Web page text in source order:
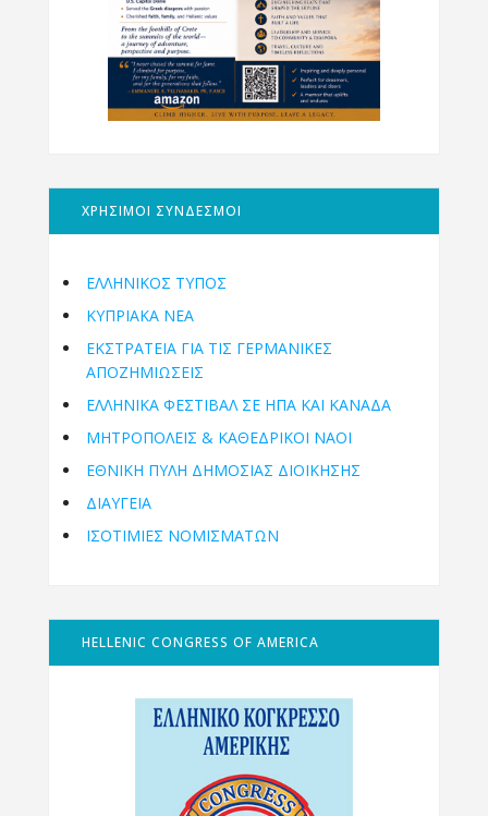
ΧΡΗΣΙΜΟΙ ΣΥΝΔΕΣΜΟΙ
ΕΛΛΗΝΙΚΟΣ ΤΥΠΟΣ
ΚΥΠΡΙΑΚΑ ΝΕΑ
ΕΚΣΤΡΑΤΕΙΑ ΓΙΑ ΤΙΣ ΓΕΡΜΑΝΙΚΕΣ
ΑΠΟΖΗΜΙΩΣΕΙΣ
ΕΛΛΗΝΙΚΆ ΦΕΣΤΙΒΆΛ ΣΕ ΗΠΑ ΚΑΙ ΚΑΝΑΔΑ
ΜΗΤΡΟΠΌΛΕΙΣ & ΚΑΘΕΔΡΙΚΟΊ ΝΑΟΊ
ΕΘΝΙΚΉ ΠΎΛΗ ΔΗΜΌΣΙΑΣ ΔΙΟΊΚΗΣΗΣ
ΔΙΑΥΓΕΙΑ
ΙΣΟΤΙΜΙΕΣ ΝΟΜΙΣΜΑΤΩΝ
HELLENIC CONGRESS OF AMERICA